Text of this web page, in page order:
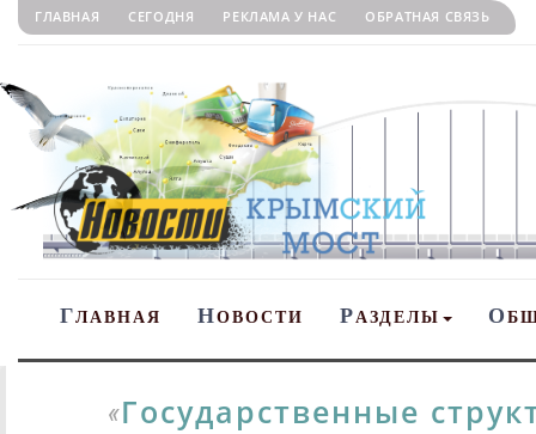
ГЛАВНАЯ СЕГОДНЯ РЕКЛАМА У НАС ОБРАТНАЯ СВЯЗЬ
ГЛАВНАЯ НОВОСТИ РАЗДЕЛЫ О
«Государственные